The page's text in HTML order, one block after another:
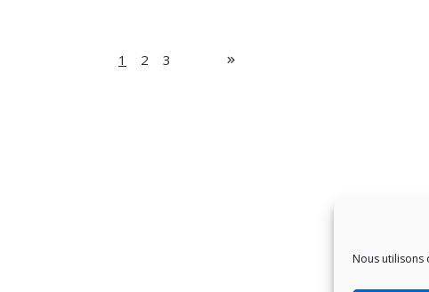
Nous utilisons
1 2 3